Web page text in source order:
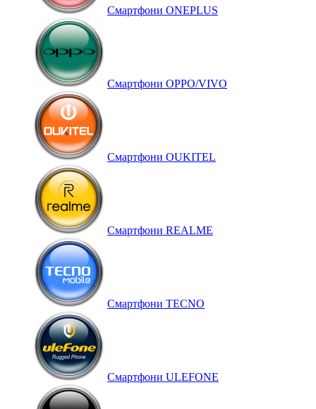
Смартфони ONEPLUS
Смартфони OPPO/VIVO
Смартфони OUKITEL
Смартфони REALME
Смартфони TECNO
Смартфони ULEFONE